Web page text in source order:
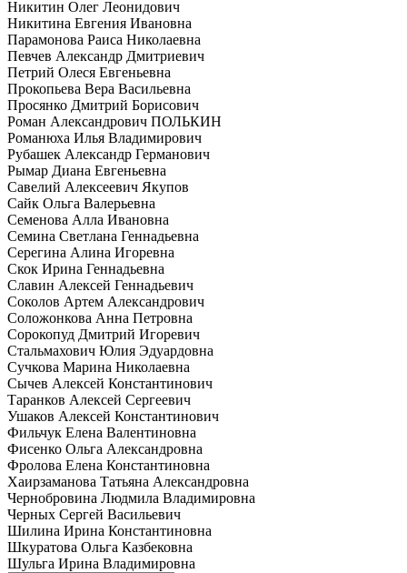
Никитин Олег Леонидович
Никитина Евгения Ивановна
Парамонова Раиса Николаевна
Певчев Александр Дмитриевич
Петрий Олеся Евгеньевна
Прокопьева Вера Васильевна
Просянко Дмитрий Борисович
Роман Александрович ПОЛЬКИН
Романюха Илья Владимирович
Рубашек Александр Германович
Рымар Диана Евгеньевна
Савелий Алексеевич Якупов
Сайк Ольга Валерьевна
Семенова Алла Ивановна
Семина Светлана Геннадьевна
Серегина Алина Игоревна
Скок Ирина Геннадьевна
Славин Алексей Геннадьевич
Соколов Артем Александрович
Соложонкова Анна Петровна
Сорокопуд Дмитрий Игоревич
Стальмахович Юлия Эдуардовна
Сучкова Марина Николаевна
Сычев Алексей Константинович
Таранков Алексей Сергеевич
Ушаков Алексей Константинович
Фильчук Елена Валентиновна
Фисенко Ольга Александровна
Фролова Елена Константиновна
Хаирзаманова Татьяна Александровна
Чернобровина Людмила Владимировна
Черных Сергей Васильевич
Шилина Ирина Константиновна
Шкуратова Ольга Казбековна
Шульга Ирина Владимировна